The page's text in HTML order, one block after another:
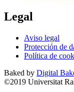
Legal
Aviso legal
Protección de
Política de
Baked by Digital
©2019 Universitat